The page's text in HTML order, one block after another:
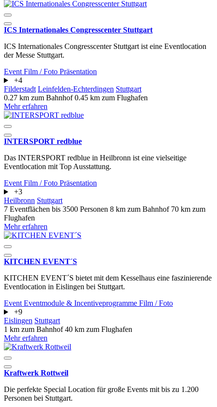
ICS Internationales Congresscenter Stuttgart
ICS Internationales Congresscenter Stuttgart ist eine Eventlocation
der Messe Stuttgart.
Event Film / Foto Präsentation
+4
Filderstadt Leinfelden-Echterdingen Stuttgart
0.27 km zum Bahnhof0.45 km zum Flughafen
Mehr erfahren
INTERSPORT redblue
Das INTERSPORT redblue in Heilbronn ist eine vielseitige
Eventlocation mit Top Ausstattung.
Event Film / Foto Präsentation
+3
Heilbronn Stuttgart
7 Eventflächen bis 3500 Personen 8 km zum Bahnhof 70 km zum
Flughafen
Mehr erfahren
KITCHEN EVENT´S
KITCHEN EVENT´S bietet mit dem Kesselhaus eine faszinierende
Eventlocation in Eislingen bei Stuttgart.
Event Eventmodule & Incentiveprogramme Film / Foto
+9
Eislingen Stuttgart
1 km zum Bahnhof40 km zum Flughafen
Mehr erfahren
Kraftwerk Rottweil
Die perfekte Special Location für große Events mit bis zu 1.200
Personen bei Stuttgart.